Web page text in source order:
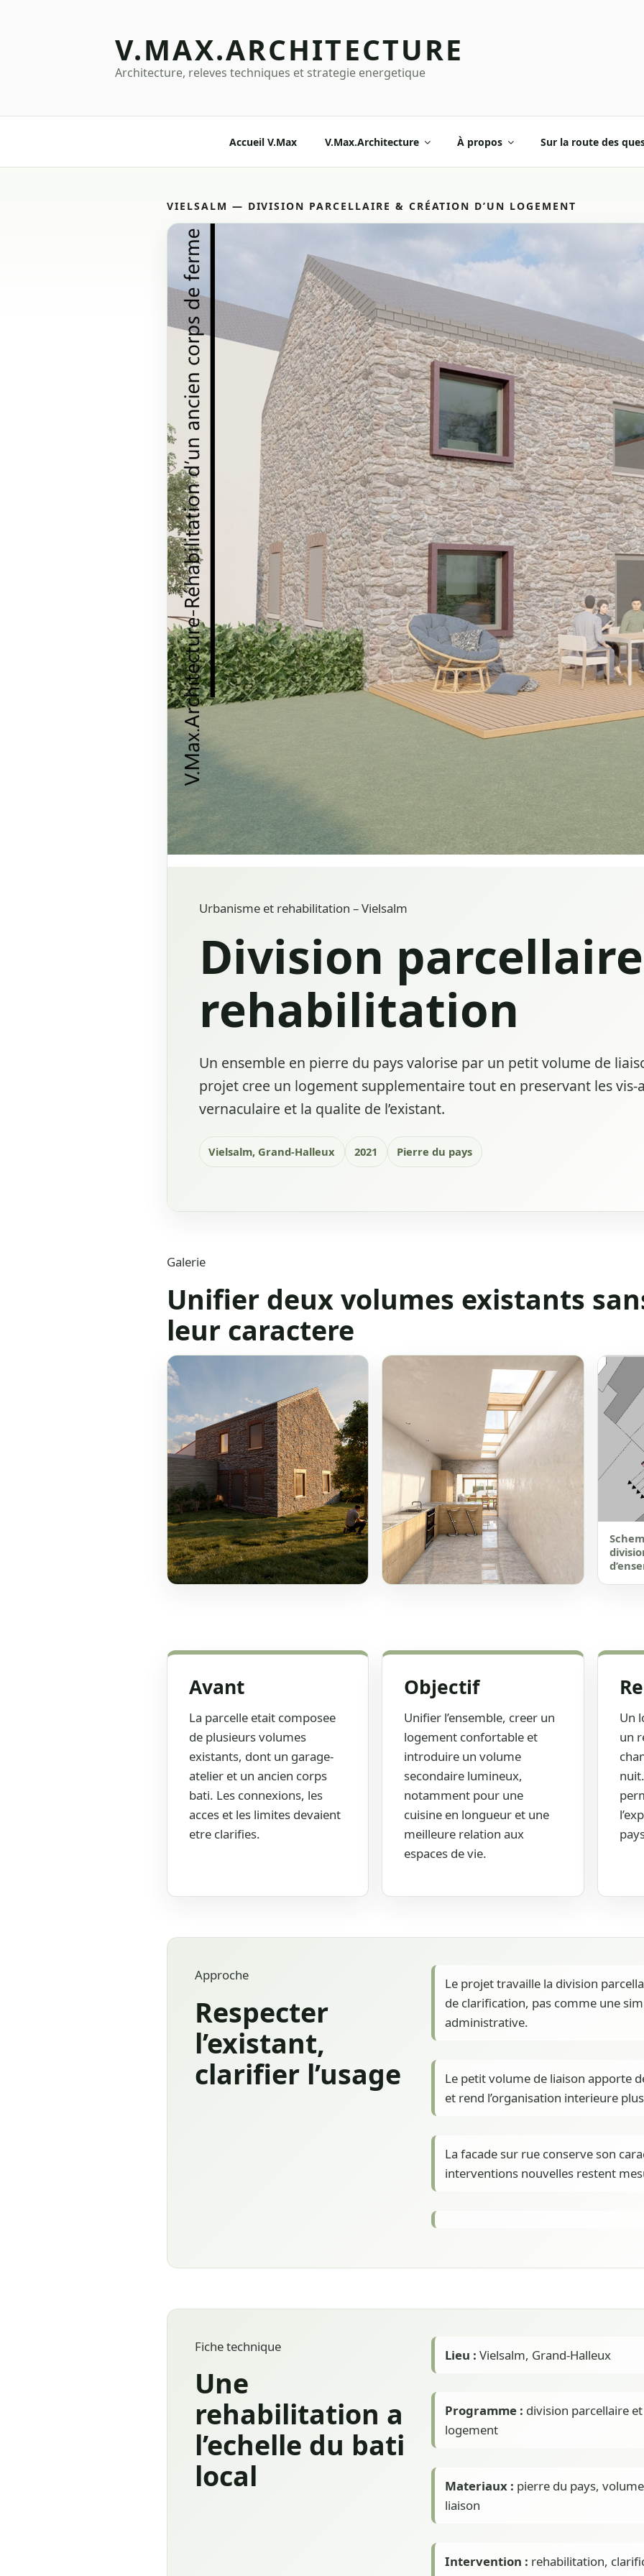
V.MAX.ARCHITECTURE
Architecture, releves techniques et strategie energetique
Accueil V.Max V.Max.Architecture À propos Sur la route des
VIELSALM — DIVISION PARCELLAIRE & CRÉATION D’UN LOGEMENT
Urbanisme et rehabilitation – Vielsalm
Division
rehabilitation
Un ensemble en pierre du pays valorise par un petit volume de
projet cree un logement supplementaire tout en preservant les vis-
vernaculaire et la qualite de l’existant.
Vielsalm, Grand-Halleux 2021 Pierre du pays
Galerie
Unifier deux volumes existants
leur caractere
Avant
La parcelle etait composee
de plusieurs volumes
existants, dont un garage-
atelier et un ancien corps
bati. Les connexions, les
acces et les limites devaient
etre clarifies.
Objectif
Unifier l’ensemble, creer un
logement confortable et
introduire un volume
secondaire lumineux,
notamment pour une
cuisine en longueur et une
meilleure relation aux
espaces de vie.
Un
un
Approche
Respecter
l’existant,
clarifier l’usage
Le projet travaille la division
de clarification, pas comme une
administrative.
Le petit volume de liaison apporte
et rend l’organisation interieure
La facade sur rue conserve son
interventions nouvelles restent
Fiche technique
Une
rehabilitation a
l’echelle du bati
local
Lieu : Vielsalm, Grand-Halleux
Programme : division parcellaire
logement
Materiaux : pierre du pays,
liaison
Intervention : rehabilitation,